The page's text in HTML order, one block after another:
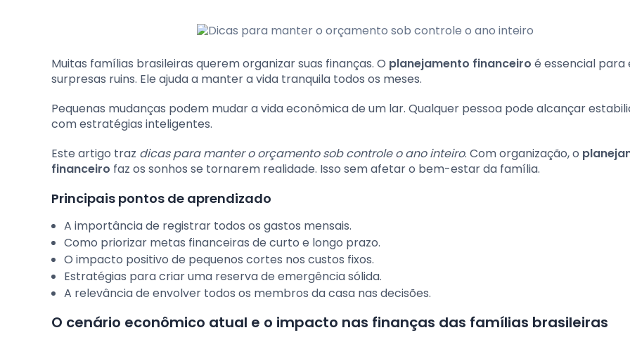
Muitas famílias brasileiras querem organizar suas finanças. O planejamento financeiro é essencial para
surpresas ruins. Ele ajuda a manter a vida tranquila todos os meses.
Pequenas mudanças podem mudar a vida econômica de um lar. Qualquer pessoa pode alcançar
com estratégias inteligentes.
Este artigo traz dicas para manter o orçamento sob controle o ano inteiro. Com organização, o
financeiro faz os sonhos se tornarem realidade. Isso sem afetar o bem-estar da família.
Principais pontos de aprendizado
A importância de registrar todos os gastos mensais.
Como priorizar metas financeiras de curto e longo prazo.
O impacto positivo de pequenos cortes nos custos fixos.
Estratégias para criar uma reserva de emergência sólida.
A relevância de envolver todos os membros da casa nas decisões.
O cenário econômico atual e o impacto nas finanças das famílias brasileiras